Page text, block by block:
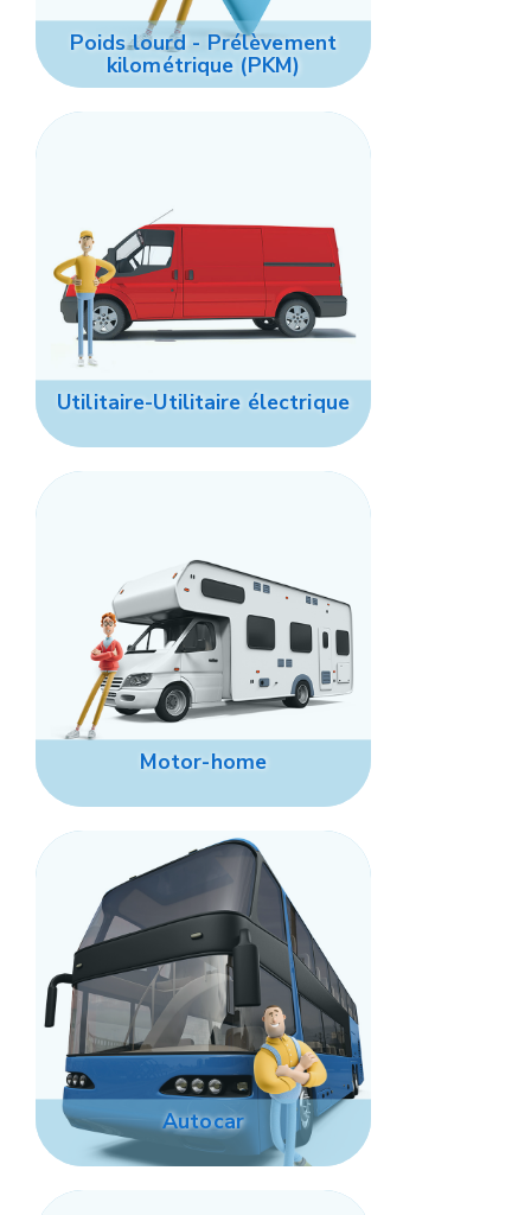
Poids lourd - Prélèvement
kilométrique (PKM)
Utilitaire-Utilitaire électrique
Motor-home
Autocar